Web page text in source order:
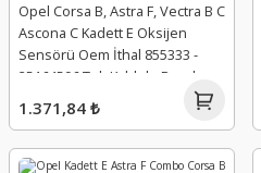
Opel Corsa B, Astra F, Vectra B C
Ascona C Kadett E Oksijen
Sensörü Oem İthal 855333 -
25164596 Tek Kablolu Bosch
1.371,84 ₺